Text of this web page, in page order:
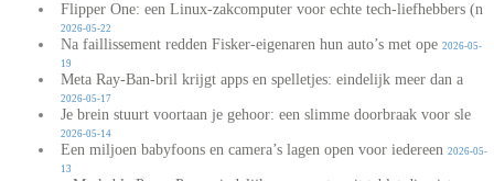
Flipper One: een Linux-zakcomputer voor echte tech-liefhebbers (n
2026-05-22
Na faillissement redden Fisker-eigenaren hun auto’s met ope 2026-05-
19
Meta Ray-Ban-bril krijgt apps en spelletjes: eindelijk meer dan a
2026-05-17
Je brein stuurt voortaan je gehoor: een slimme doorbraak voor sle
2026-05-14
Een miljoen babyfoons en camera’s lagen open voor iedereen 2026-05-
13